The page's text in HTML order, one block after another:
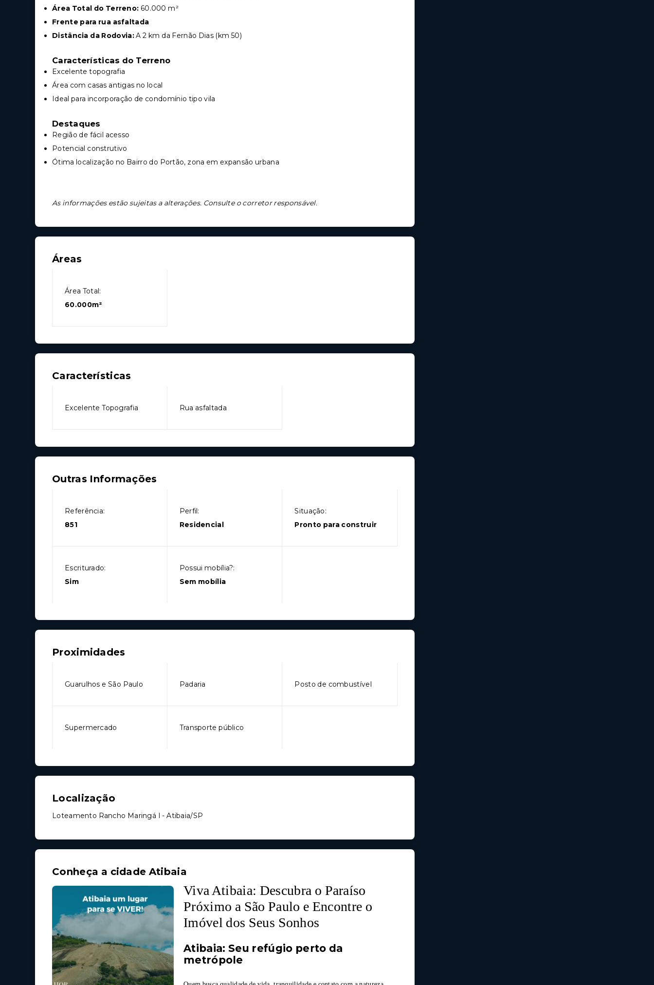
Área Total do Terreno: 60.000 m²
Frente para rua asfaltada
Distância da Rodovia:A 2 km da Fernão Dias (km 50)
Características do Terreno
Excelente topografia
Área com casas antigas no local
Ideal para incorporação de condomínio tipo vila
Destaques
Região de fácil acesso
Potencial construtivo
Ótima localização no Bairro do Portão, zona em expansão urbana
As informações estão sujeitas a alterações. Consulte o corretor responsável.
Áreas
Área Total:
60.000m²
Características
Excelente Topografia Rua asfaltada
Outras Informações
Referência:
851
Perfil:
Residencial
Situação:
Pronto para construir
Escriturado:
Sim
Possui mobília?:
Sem mobília
Proximidades
Guarulhos e São Paulo Padaria Posto de combustível
Supermercado Transporte público
Localização
Loteamento Rancho Maringá I - Atibaia/SP
Conheça a cidade Atibaia
Viva Atibaia: Descubra o Paraíso
Próximo a São Paulo e Encontre o
Imóvel dos Seus Sonhos
Atibaia: Seu refúgio perto da
metrópole